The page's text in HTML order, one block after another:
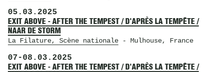
05.03.2025
EXIT ABOVE - AFTER THE TEMPEST / D'APRÈS LA TEMPÊTE /
NAAR DE STORM
La Filature, Scène nationale- Mulhouse, France
07- 08.03.2025
EXIT ABOVE - AFTER THE TEMPEST / D'APRÈS LA TEMPÊTE /